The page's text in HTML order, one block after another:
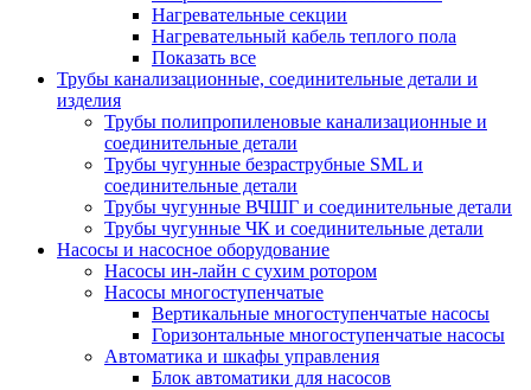
Нагревательные секции
Нагревательный кабель теплого пола
Показать все
Трубы канализационные, соединительные детали и
изделия
Трубы полипропиленовые канализационные и
соединительные детали
Трубы чугунные безраструбные SML и
соединительные детали
Трубы чугунные ВЧШГ и соединительные детали
Трубы чугунные ЧК и соединительные детали
Насосы и насосное оборудование
Насосы ин-лайн с сухим ротором
Насосы многоступенчатые
Вертикальные многоступенчатые насосы
Горизонтальные многоступенчатые насосы
Автоматика и шкафы управления
Блок автоматики для насосов